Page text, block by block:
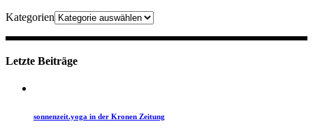
Kategorien
Letzte Beiträge
sonnenzeit.yoga in der Kronen Zeitung